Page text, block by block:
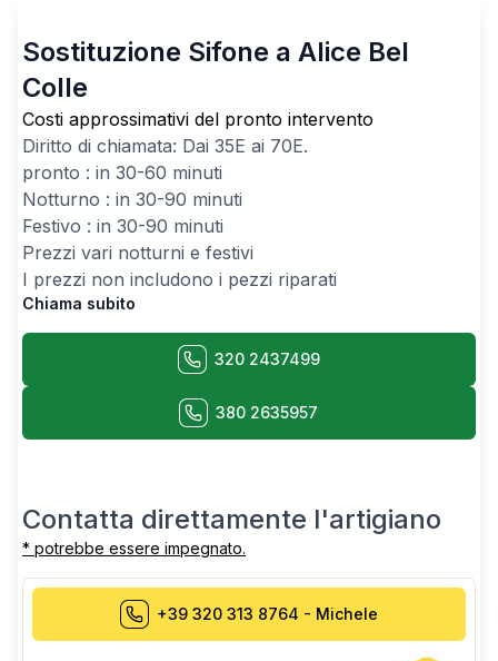
Sostituzione Sifone a Alice Bel
Colle
Costi approssimativi del pronto intervento
Diritto di chiamata: Dai 35E ai 70E.
pronto : in 30-60 minuti
Notturno : in 30-90 minuti
Festivo : in 30-90 minuti
Prezzi vari notturni e festivi
I prezzi non includono i pezzi riparati
Chiama subito
320 2437499
380 2635957
Contatta direttamente l'artigiano
* potrebbe essere impegnato.
+39 320 313 8764 - Michele